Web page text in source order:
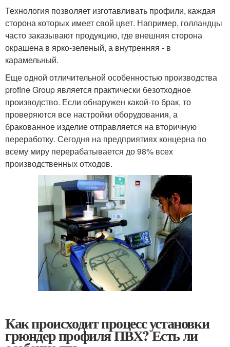
Технология позволяет изготавливать профили, каждая
сторона которых имеет свой цвет. Например, голландцы
часто заказывают продукцию, где внешняя сторона
окрашена в ярко-зеленый, а внутренняя - в
карамельный.
Еще одной отличительной особенностью производства
profine Group является практически безотходное
производство. Если обнаружен какой-то брак, то
проверяются все настройки оборудования, а
бракованное изделие отправляется на вторичную
переработку. Сегодня на предприятиях концерна по
всему миру перерабатывается до 98% всех
производственных отходов.
Как происходит процесс установки
грюндер профиля ПВХ? Есть ли